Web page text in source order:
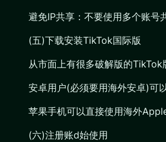
避免IP共享：不要使用多个账号
(五)下载安装TikTok国际版
从市面上有很多破解版的TikTok
安卓用户(必须要用海外安卓)可
苹果手机可以直接使用海外
(六)注册账d始使用